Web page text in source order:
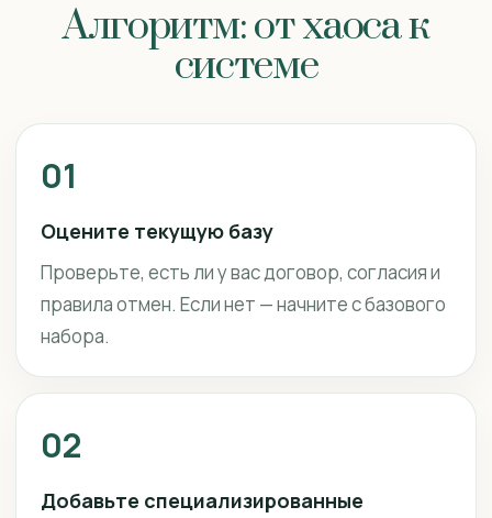
Алгоритм: от хаоса к
системе
01
Оцените текущую базу
Проверьте, есть ли у вас договор, согласия и
правила отмен. Если нет — начните с базового
набора.
02
Добавьте специализированные